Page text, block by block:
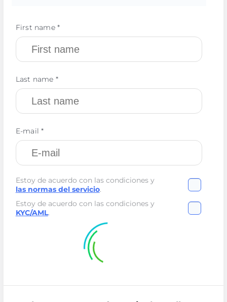
First name *
Last name *
E-mail *
Estoy de acuerdo con las condiciones y
las normas del servicio.
Estoy de acuerdo con las condiciones y
KYC/AML.